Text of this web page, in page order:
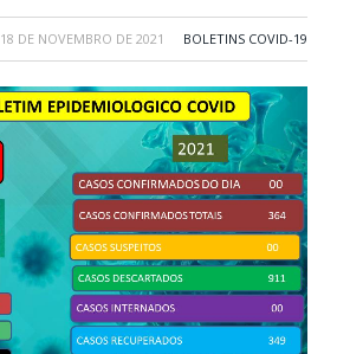
18 DE NOVEMBRO DE 2021 BOLETINS COVID-19